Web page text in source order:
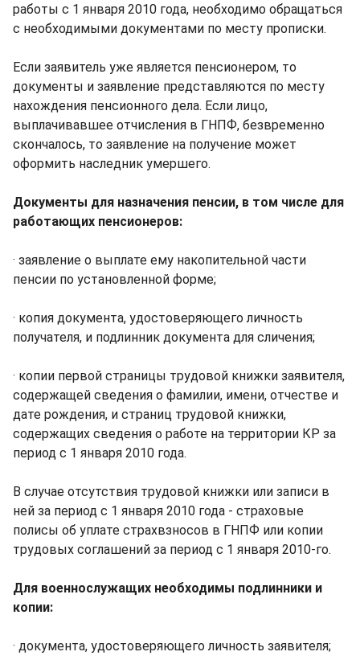
работы с 1 января 2010 года, необходимо обращаться
с необходимыми документами по месту прописки.
Если заявитель уже является пенсионером, то
документы и заявление представляются по месту
нахождения пенсионного дела. Если лицо,
выплачивавшее отчисления в ГНПФ, безвременно
скончалось, то заявление на получение может
оформить наследник умершего.
Документы для назначения пенсии, в том числе для
работающих пенсионеров:
· заявление о выплате ему накопительной части
пенсии по установленной форме;
· копия документа, удостоверяющего личность
получателя, и подлинник документа для сличения;
· копии первой страницы трудовой книжки заявителя,
содержащей сведения о фамилии, имени, отчестве и
дате рождения, и страниц трудовой книжки,
содержащих сведения о работе на территории КР за
период с 1 января 2010 года.
В случае отсутствия трудовой книжки или записи в
ней за период с 1 января 2010 года - страховые
полисы об уплате страхвзносов в ГНПФ или копии
трудовых соглашений за период с 1 января 2010-го.
Для военнослужащих необходимы подлинники и
копии:
· документа, удостоверяющего личность заявителя;